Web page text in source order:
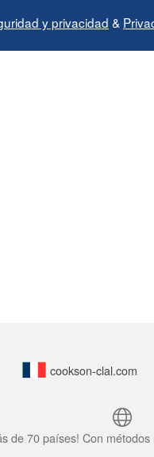
y privacidad &
cookson-clal.com
de 70 países! Con